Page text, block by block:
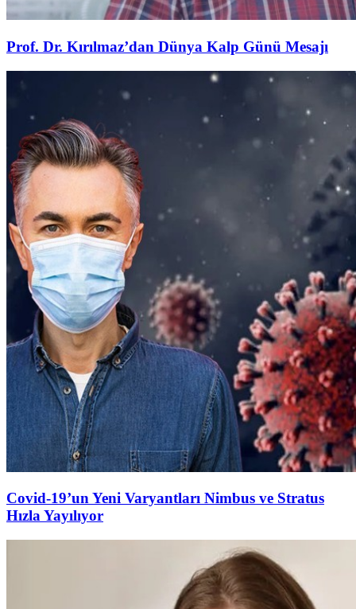
Prof. Dr. Kırılmaz’dan Dünya Kalp Günü Mesajı
Covid-19’un Yeni Varyantları Nimbus ve Stratus
Hızla Yayılıyor